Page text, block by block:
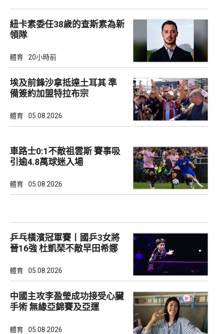
紐卡素委任38歲的查斯素為新
領隊
體育 20小時前
埃及前鋒沙拿抵達土耳其 準
備簽約加盟特拉布宗
體育 05.08.2026
車路士0:1不敵祖雲斯 賽事吸
引逾4.8萬球迷入場
體育 05.08.2026
乒乓橫濱冠軍賽丨國乒3女將
晉16強 杜凱琹不敵早田希娜
體育 05.08.2026
中國主攻李盈瑩成功接受心臟
手術 無緣亞錦賽及亞運
體育 05.08.2026